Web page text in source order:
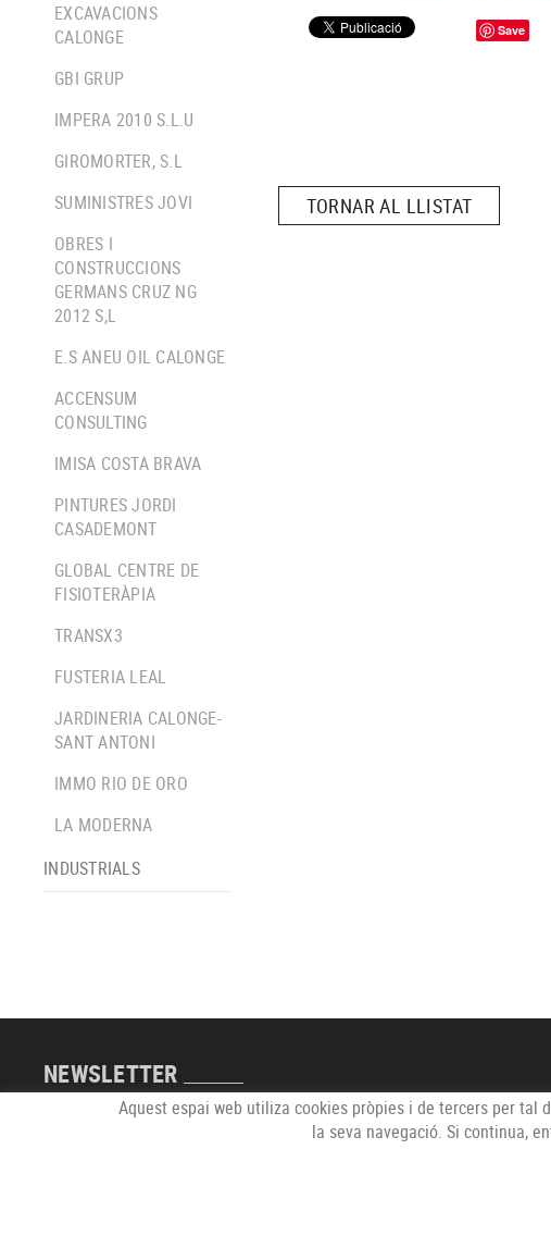
EXCAVACIONS
CALONGE
GBI GRUP
IMPERA 2010 S.L.U
GIROMORTER, S.L
SUMINISTRES JOVI
OBRES I
CONSTRUCCIONS
GERMANS CRUZ NG
2012 S,L
E.S ANEU OIL CALONGE
ACCENSUM
CONSULTING
IMISA COSTA BRAVA
PINTURES JORDI
CASADEMONT
GLOBAL CENTRE DE
FISIOTERÀPIA
TRANSX3
FUSTERIA LEAL
JARDINERIA CALONGE-
SANT ANTONI
IMMO RIO DE ORO
LA MODERNA
INDUSTRIALS
Save
TORNAR AL LLISTAT
NEWSLETTER
Aquest espai web utiliza cookies pròpies i de tercers per
la seva navegació. Si continua,